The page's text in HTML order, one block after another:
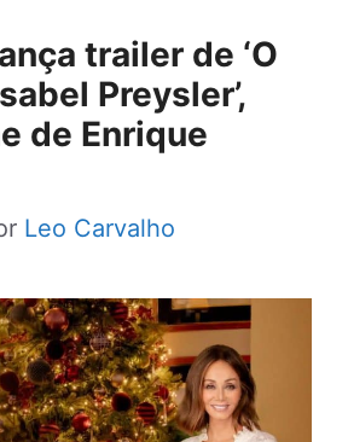
trailer de ‘O
Preysler’,
de Enrique
Leo Carvalho